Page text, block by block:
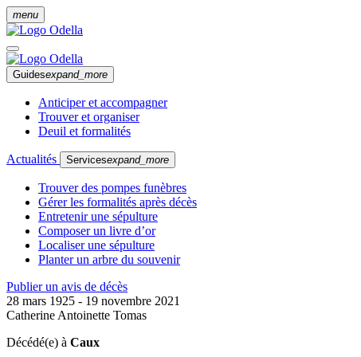
menu
Guidesexpand_more
Anticiper et accompagner
Trouver et organiser
Deuil et formalités
Actualités Servicesexpand_more
Trouver des pompes funèbres
Gérer les formalités après décès
Entretenir une sépulture
Composer un livre d’or
Localiser une sépulture
Planter un arbre du souvenir
Publier un avis de décès
28 mars 1925 - 19 novembre 2021
Catherine Antoinette Tomas
Décédé(e) à Caux